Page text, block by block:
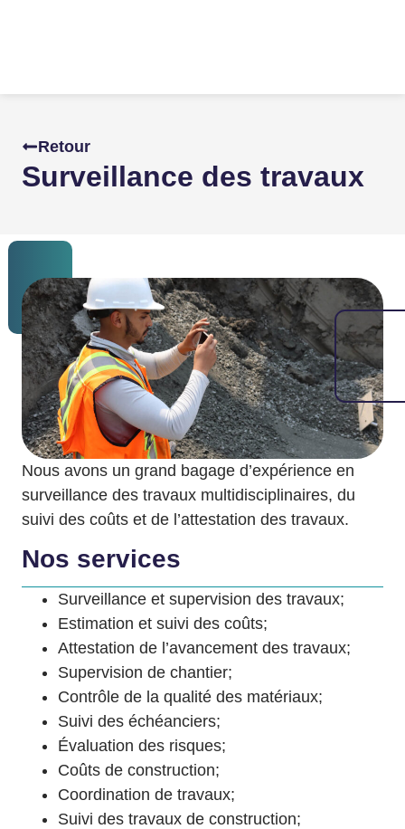
Retour
Surveillance des travaux
Nous avons un grand bagage d’expérience en
surveillance des travaux multidisciplinaires, du
suivi des coûts et de l’attestation des travaux.
Nos services
Surveillance et supervision des travaux;
Estimation et suivi des coûts;
Attestation de l’avancement des travaux;
Supervision de chantier;
Contrôle de la qualité des matériaux;
Suivi des échéanciers;
Évaluation des risques;
Coûts de construction;
Coordination de travaux;
Suivi des travaux de construction;